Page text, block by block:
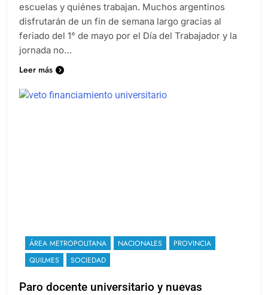
escuelas y quiénes trabajan. Muchos argentinos
disfrutarán de un fin de semana largo gracias al
feriado del 1° de mayo por el Día del Trabajador y la
jornada no…
Leer más
ÁREA METROPOLITANA NACIONALES
PROVINCIA
QUILMES
SOCIEDAD
Paro docente universitario y nuevas